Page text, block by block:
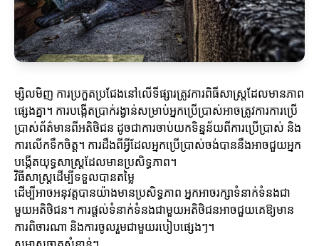
ម្សិលមិញ ការប្រកួតប្រជែងនៅលើទីផ្សារត្រូវការពិធីសាស្ត្រដែលមានភាព
ផ្សេងគ្នា។ ការបង្កើតប្រាក់រង្វាន់សម្រាប់អ្នកប្រើប្រាស់អាចត្រូវការការប្រើ
ប្រាស់ព័ត៌មានពីអតិថិជន ដូចជាការចាប់យកទិន្នន័យពីការប្រើប្រាស់ និង
ការលើកទឹកចិត្ត។ ការដឹងពីអ្វីដែលអ្នកប្រើប្រាស់ចង់បាននឹងអាចជួយអ្នក
បង្កើតយុទ្ធសាស្ត្រដែលមានប្រសិទ្ធភាព។
វិធីសាស្ត្រដើម្បីទទួលបានតម្លៃ
ដើម្បីអាចអនុវត្តបានយ៉ាងមានប្រសិទ្ធភាព អ្នកអាចរក្សាទំនាក់ទំនងជា
មួយអតិថិជន។ ការផ្តល់ទំនាក់ទំនងជាមួយអតិថិជនអាចជួយគេឱ្យមាន
ការពិចារណា និងការចូលរួមជាមួយរបៀបផ្សេងៗ។